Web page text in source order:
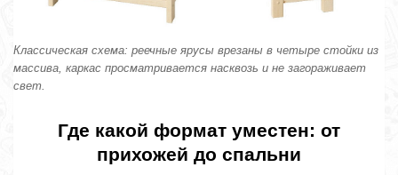
Классическая схема: реечные ярусы врезаны в четыре стойки из
массива, каркас просматривается насквозь и не загораживает
свет.
Где какой формат уместен: от
прихожей до спальни